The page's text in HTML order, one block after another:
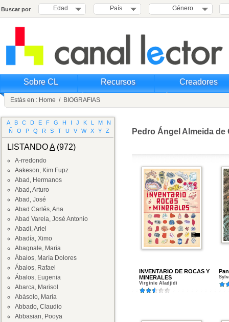
Buscar por Edad País Género
Sobre CL Recursos Creadores
Estás en : Home / BIOGRAFIAS
A B C D E F G H I J K L M
N
Ñ
O P Q R S T U V W X Y Z
LISTANDOA(972)
A-rredondo
Aakeson, Kim Fupz
Abad, Hermanos
Abad, Arturo
Abad, José
Abad Carlés, Ana
Abad Varela, José Antonio
Abadi, Ariel
Abadía, Ximo
Abagnale, Maria
Ábalos, María Dolores
Ábalos, Rafael
Ábalos, Eugenia
Abarca, Marisol
Abásolo, María
Abbado, Claudio
Abbasian, Pooya
Pedro Ángel Almeida de
INVENTARIO DE ROCAS Y
MINERALES
Virginie Aladjidi